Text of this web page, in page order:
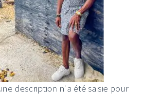
description n'a été saisie pour